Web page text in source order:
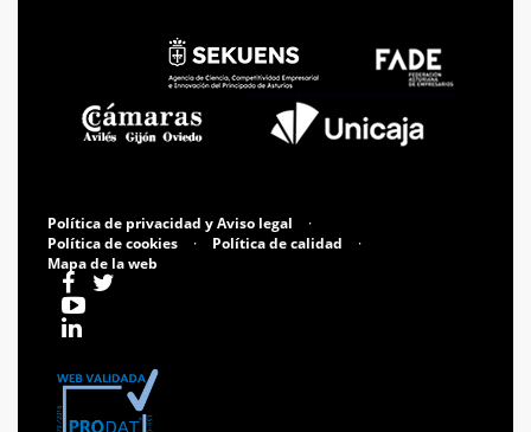
Política de privacidad y Aviso legal
·
Política de cookies
· Política de calidad
·
Mapa de la web